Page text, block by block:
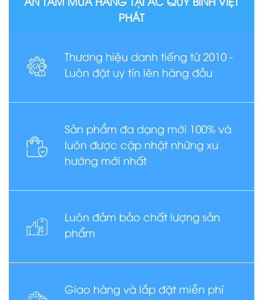
PHÁT
Thương hiệu danh tiếng từ 2010 -
Luôn đặt uy tín lên hàng đầu
Sản phẩm đa dạng mới 100% và
luôn được cập nhật những xu
hướng mới nhất
Luôn đảm bảo chất lượng sản
phẩm
Giao hàng và lắp đặt miễn phí